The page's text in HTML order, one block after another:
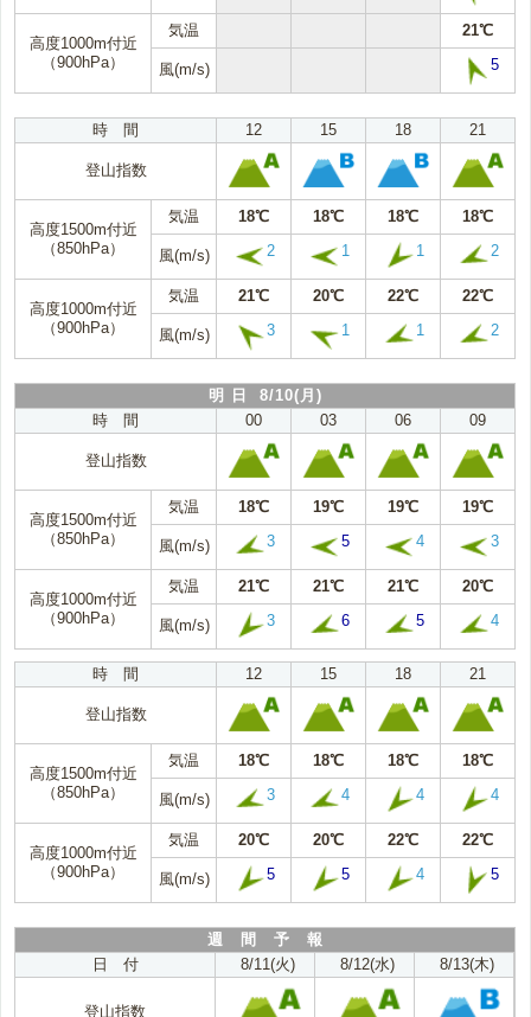
高度1000m付近
（900hPa）
気温 21℃
風(m/s) 5
時 間 12 15 18 21
登山指数
高度1500m付近
（850hPa）
気温 18℃ 18℃ 18℃ 18℃
風(m/s) 2 1 1 2
高度1000m付近
（900hPa）
気温 21℃ 20℃ 22℃ 22℃
風(m/s) 3 1 1 2
明 日 8/10(月)
時 間
00 03 06 09
登山指数
高度1500m付近
（850hPa）
気温 18℃ 19℃ 19℃ 19℃
風(m/s) 3 5 4 3
高度1000m付近
（900hPa）
気温 21℃ 21℃ 21℃ 20℃
風(m/s) 3 6 5 4
時 間 12 15 18 21
登山指数
高度1500m付近
（850hPa）
気温 18℃ 18℃ 18℃ 18℃
風(m/s) 3 4 4 4
高度1000m付近
（900hPa）
気温 20℃ 20℃ 22℃ 22℃
風(m/s) 5 5 4 5
週 間 予 報
日 付
8/11(火) 8/12(水) 8/13(木)
登山指数